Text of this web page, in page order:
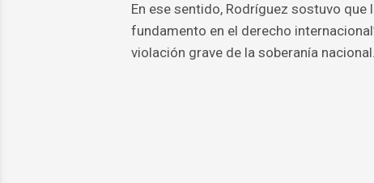
En ese sentido, Rodríguez sostuvo
fundamento en el derecho
violación grave de la soberanía nacional.